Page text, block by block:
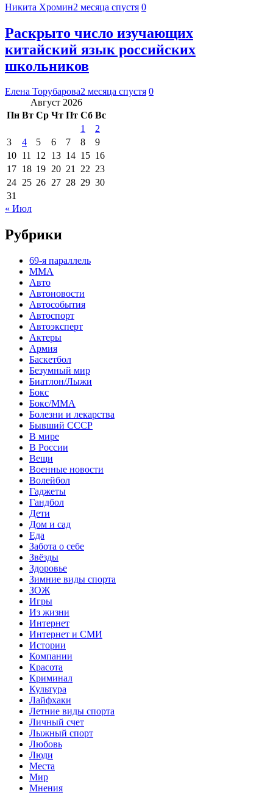
Никита Хромин2 месяца спустя 0
Раскрыто число изучающих
китайский язык российских
школьников
Елена Торубарова2 месяца спустя 0
Август 2026
Пн Вт Ср Чт Пт Сб Вс
1
2
3
4 5 6 7 8
9
10 11 12 13 14 15 16
17 18 19 20 21 22 23
24 25 26 27 28 29 30
31
« Июл
Рубрики
69-я параллель
MMA
Авто
Автоновости
Автособытия
Автоспорт
Автоэксперт
Актеры
Армия
Баскетбол
Безумный мир
Биатлон/Лыжи
Бокс
Бокс/MMA
Болезни и лекарства
Бывший СССР
В мире
В России
Вещи
Военные новости
Волейбол
Гаджеты
Гандбол
Дети
Дом и сад
Еда
Забота о себе
Звёзды
Здоровье
Зимние виды спорта
ЗОЖ
Игры
Из жизни
Интернет
Интернет и СМИ
Истории
Компании
Красота
Криминал
Культура
Лайфхаки
Летние виды спорта
Личный счет
Лыжный спорт
Любовь
Люди
Места
Мир
Мнения